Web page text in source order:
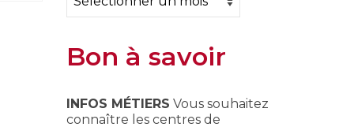
Bon à savoir
INFOS MÉTIERS Vous souhaitez
connaître les centres de